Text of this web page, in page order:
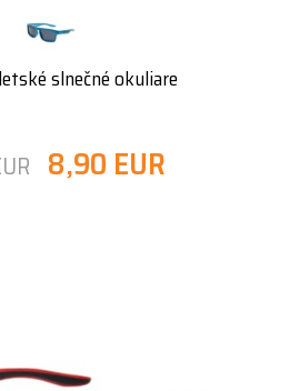
slnečné okuliare
8,90 EUR